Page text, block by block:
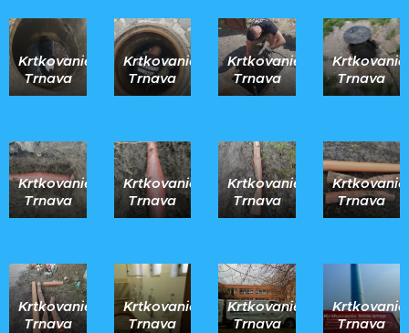
Krtkovanie
Trnava
Krtkovanie
Trnava
Krtkovanie
Trnava
Krtkovanie
Trnava
Krtkovanie
Trnava
Krtkovanie
Trnava
Krtkovanie
Trnava
Krtkovanie
Trnava
Krtkovanie
Trnava
Krtkovanie
Trnava
Krtkovanie
Trnava
Krtkovanie
Trnava